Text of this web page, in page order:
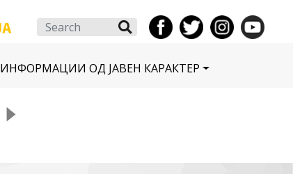
Search
ИНФОРМАЦИИ ОД ЈАВЕН КАРАКТЕР